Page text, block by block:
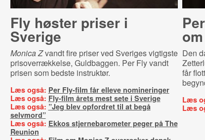
Fly høster priser i
Sverige
Monica Zvandt fire priser ved Sveriges vigtigste
prisoverrækkelse, Guldbaggen. Per Fly vandt
prisen som bedste instruktør.
Læs også: Per Fly-film får elleve nomineringer
Læs også: Fly-film årets mest sete i Sverige
Læs også: ”Jeg blev opfordret til at begå
selvmord”
Læs også: Ekkos stjernebarometer peger på The
Reunion
Den
får
Læs
Læs